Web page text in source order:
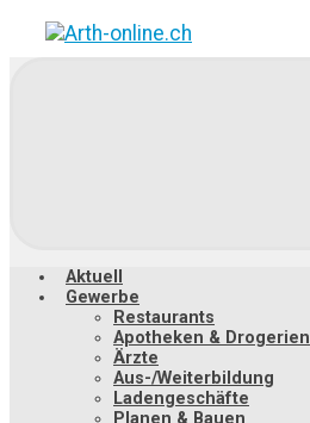
Zum
Hauptinhalt
Aktuell
Gewerbe
Restaurants
Apotheken & Drogerien
Ärzte
Aus-/Weiterbildung
Ladengeschäfte